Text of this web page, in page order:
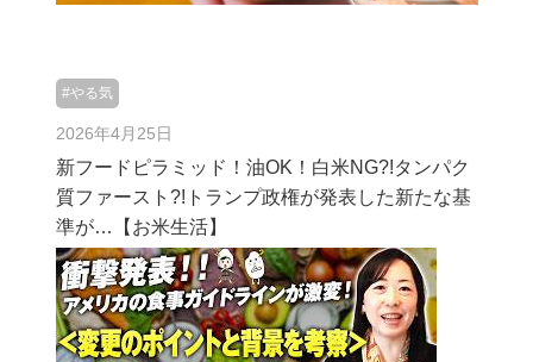
#やる気
2026年4月25日
新フードピラミッド！油OK！白米NG?!タンパク
質ファースト?!トランプ政権が発表した新たな基
準が…【お米生活】